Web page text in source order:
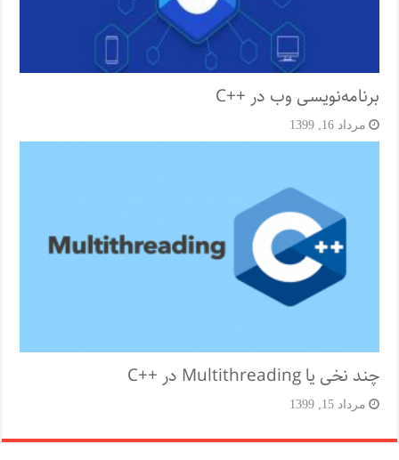
برنامه‌نویسی وب در ++C
مرداد 16, 1399
چند نخی یا Multithreading در ++C
مرداد 15, 1399